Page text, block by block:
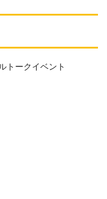
トークイベント